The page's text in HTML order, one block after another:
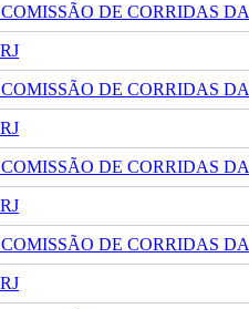
DE CORRIDAS
DE CORRIDAS
DE CORRIDAS
DE CORRIDAS